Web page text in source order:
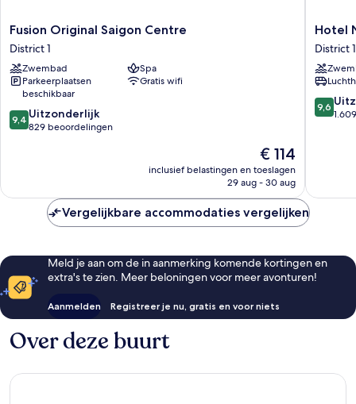
Fusion
Original
Saigon
Centre
District
Fusion Original Saigon Centre
District 1
Zwembad
Spa
Parkeerplaatsen
beschikbaar
Gratis wifi
9.4
van
9,4 Uitzonderlijk
829 beoordelingen
De
prijs
€ 114
inclusief belastingen en toeslagen
29 aug - 30 aug
Hotel
Nikko
Saigon
District
1
Hotel
District 1
9.6
van
9,6
Vergelijkbare accommodaties vergelijken
Meld je aan om de in aanmerking komende kortingen en
extra's te zien. Meer beloningen voor meer avonturen!
Aanmelden Registreer je nu, gratis en voor niets
Over deze buurt